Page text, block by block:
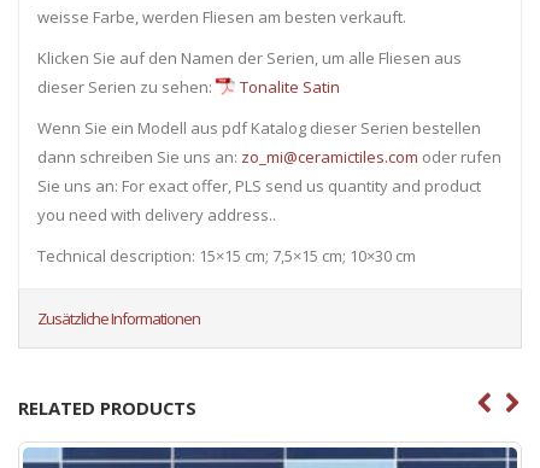
weisse Farbe, werden Fliesen am besten verkauft.
Klicken Sie auf den Namen der Serien, um alle Fliesen ​​aus
dieser Serien zu sehen:
Tonalite Satin
Wenn Sie ein Modell aus pdf Katalog dieser Serien bestellen
dann schreiben Sie uns an: zo_mi@ceramictiles.com oder rufen
Sie uns an: For exact offer, PLS send us quantity and product
you need with delivery address..
Technical description: 15×15 cm; 7,5×15 cm; 10×30 cm
Zusätzliche Informationen
RELATED PRODUCTS